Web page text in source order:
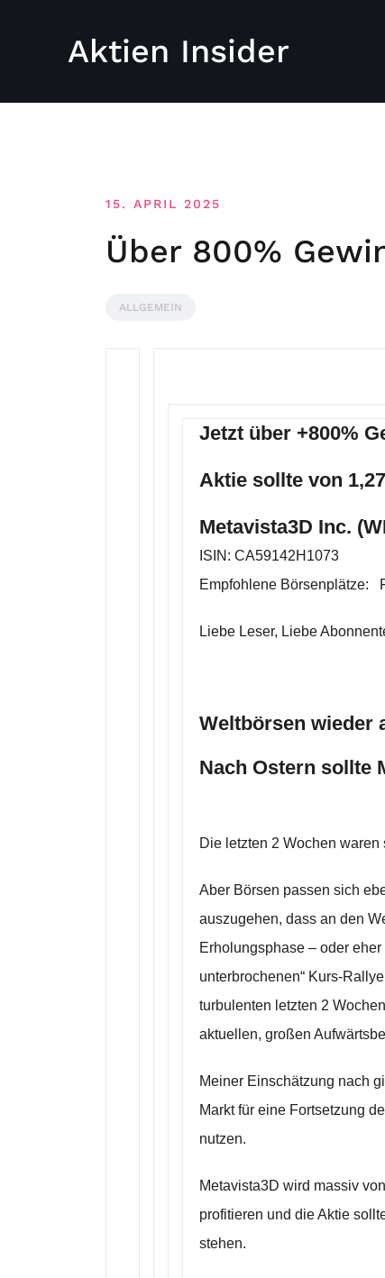
Aktien Insider
15. APRIL 2025
Über 800%
ALLGEMEIN
Jetzt über +800%
Aktie sollte von
Metavista3D Inc.
ISIN: CA59142H1073
Empfohlene Börsenplätze:
Liebe Leser, Liebe
Weltbörsen wieder
Nach Ostern sollte
Die letzten 2 Wochen waren
Aber Börsen passen sich
auszugehen, dass an den
Erholungsphase – oder
unterbrochenen“ Kurs-
turbulenten letzten 2
aktuellen, großen
Meiner Einschätzung nach
Markt für eine Fortsetzung
nutzen.
Metavista3D wird massiv
profitieren und die Aktie
stehen.